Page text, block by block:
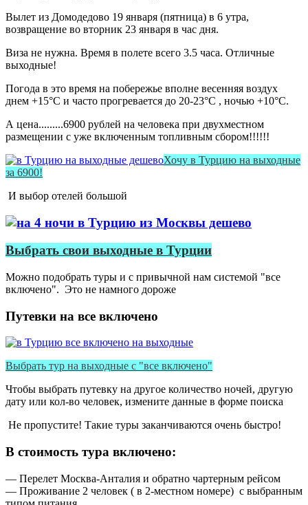
Вылет из Домодедово 19 января (пятница) в 6 утра,
возвращение во вторник 23 января в час дня.
Виза не нужна. Время в полете всего 3.5 часа. Отличные
выходные!
Погода в это время на побережье вполне весенняя воздух
днем +15°С и часто прогревается до 20-23°С , ночью +10°С.
А цена.........6900 рублей на человека при двухместном
размещении с уже включенным топливным сбором!!!!!!
Хочу в Турцию на выходные
за 6900!
И выбор отелей большой
Выбрать свои выходные в Турции
Можно подобрать туры и с привычной нам системой "все
включено". Это не намного дороже
Путевки на все включено
Выбрать тур на выходные с "все включено"
Чтобы выбрать путевку на другое количество ночей, другую
дату или кол-во человек, измените данные в форме поиска
Не пропустите! Такие туры заканчиваются очень быстро!
В стоимость тура включено:
— Перелет Москва-Анталия и обратно чартерным рейсом
— Проживание 2 человек ( в 2-местном номере) с выбранным